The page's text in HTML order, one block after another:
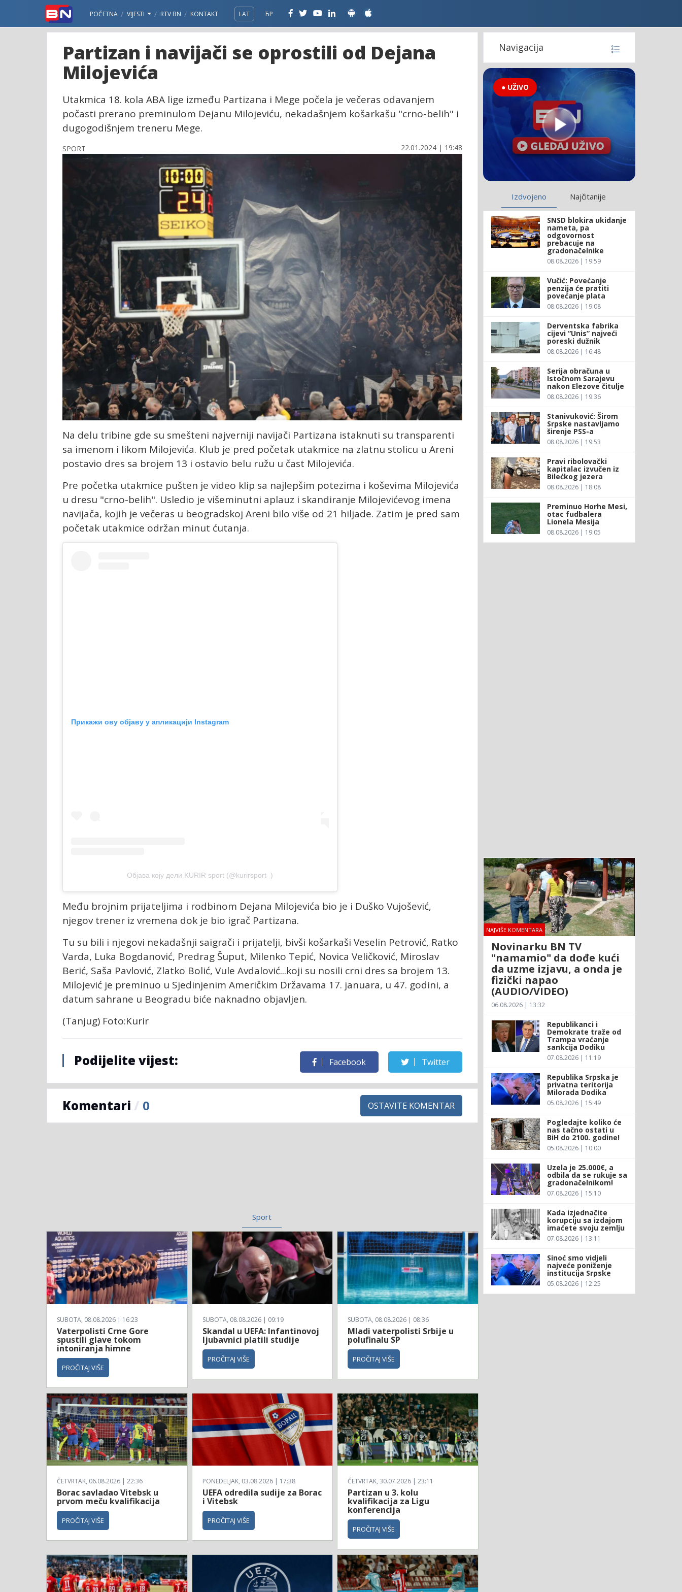
POČETNA VIJESTI RTV BN KONTAKT LAT ЋР
Partizan i navijači se oprostili od Dejana
Milojevića
Utakmica 18. kola ABA lige između Partizana i Mege počela je večeras odavanjem
počasti prerano preminulom Dejanu Milojeviću, nekadašnjem košarkašu "crno-belih" i
dugogodišnjem treneru Mege.
SPORT 22.01.2024 | 19:48
Na delu tribine gde su smešteni najverniji navijači Partizana istaknuti su transparenti
sa imenom i likom Milojevića. Klub je pred početak utakmice na zlatnu stolicu u Areni
postavio dres sa brojem 13 i ostavio belu ružu u čast Milojevića.
Pre početka utakmice pušten je video klip sa najlepšim potezima i koševima Milojevića
u dresu "crno-belih". Usledio je višeminutni aplauz i skandiranje Milojevićevog imena
navijača, kojih je večeras u beogradskoj Areni bilo više od 21 hiljade. Zatim je pred sam
početak utakmice održan minut ćutanja.
Прикажи ову објаву у апликацији Instagram
Објава коју дели KURIR sport (@kurirsport_)
Među brojnim prijateljima i rodbinom Dejana Milojevića bio je i Duško Vujošević,
njegov trener iz vremena dok je bio igrač Partizana.
Tu su bili i njegovi nekadašnji saigrači i prijatelji, bivši košarkaši Veselin Petrović, Ratko
Varda, Luka Bogdanović, Predrag Šuput, Milenko Tepić, Novica Veličković, Miroslav
Berić, Saša Pavlović, Zlatko Bolić, Vule Avdalović...koji su nosili crni dres sa brojem 13.
Milojević je preminuo u Sjedinjenim Američkim Državama 17. januara, u 47. godini, a
datum sahrane u Beogradu biće naknadno objavljen.
(Tanjug) Foto:Kurir
Podijelite vijest: Facebook Twitter
Komentari / 0 OSTAVITE KOMENTAR
Sport
SUBOTA, 08.08.2026 | 16:23
Vaterpolisti Crne Gore
spustili glave tokom
intoniranja himne
PROČITAJ VIŠE
SUBOTA, 08.08.2026 | 09:19
Skandal u UEFA: Infantinovoj
ljubavnici platili studije
PROČITAJ VIŠE
SUBOTA, 08.08.2026 | 08:36
Mladi vaterpolisti Srbije u
polufinalu SP
PROČITAJ VIŠE
ČETVRTAK, 06.08.2026 | 22:36
Borac savladao Vitebsk u
prvom meču kvalifikacija
PROČITAJ VIŠE
PONEDELJAK, 03.08.2026 | 17:38
UEFA odredila sudije za Borac
i Vitebsk
PROČITAJ VIŠE
ČETVRTAK, 30.07.2026 | 23:11
Partizan u 3. kolu
kvalifikacija za Ligu
konferencija
PROČITAJ VIŠE
Navigacija
● UŽIVO
Izdvojeno Najčitanije
SNSD blokira ukidanje
nameta, pa
odgovornost
prebacuje na
gradonačelnike
08.08.2026 | 19:59
Vučić: Povećanje
penzija će pratiti
povećanje plata
08.08.2026 | 19:08
Derventska fabrika
cijevi “Unis” najveći
poreski dužnik
08.08.2026 | 16:48
Serija obračuna u
Istočnom Sarajevu
nakon Elezove čitulje
08.08.2026 | 19:36
Stanivuković: Širom
Srpske nastavljamo
širenje PSS-a
08.08.2026 | 19:53
Pravi ribolovački
kapitalac izvučen iz
Bilećkog jezera
08.08.2026 | 18:08
Preminuo Horhe Mesi,
otac fudbalera
Lionela Mesija
08.08.2026 | 19:05
NAJVIŠE KOMENTARA
Novinarku BN TV
"namamio" da dođe kući
da uzme izjavu, a onda je
fizički napao
(AUDIO/VIDEO)
06.08.2026 | 13:32
Republikanci i
Demokrate traže od
Trampa vraćanje
sankcija Dodiku
07.08.2026 | 11:19
Republika Srpska je
privatna teritorija
Milorada Dodika
05.08.2026 | 15:49
Pogledajte koliko će
nas tačno ostati u
BiH do 2100. godine!
05.08.2026 | 10:00
Uzela je 25.000€, a
odbila da se rukuje sa
gradonačelnikom!
07.08.2026 | 15:10
Kada izjednačite
korupciju sa izdajom
imaćete svoju zemlju
07.08.2026 | 13:11
Sinoć smo vidjeli
najveće poniženje
institucija Srpske
05.08.2026 | 12:25